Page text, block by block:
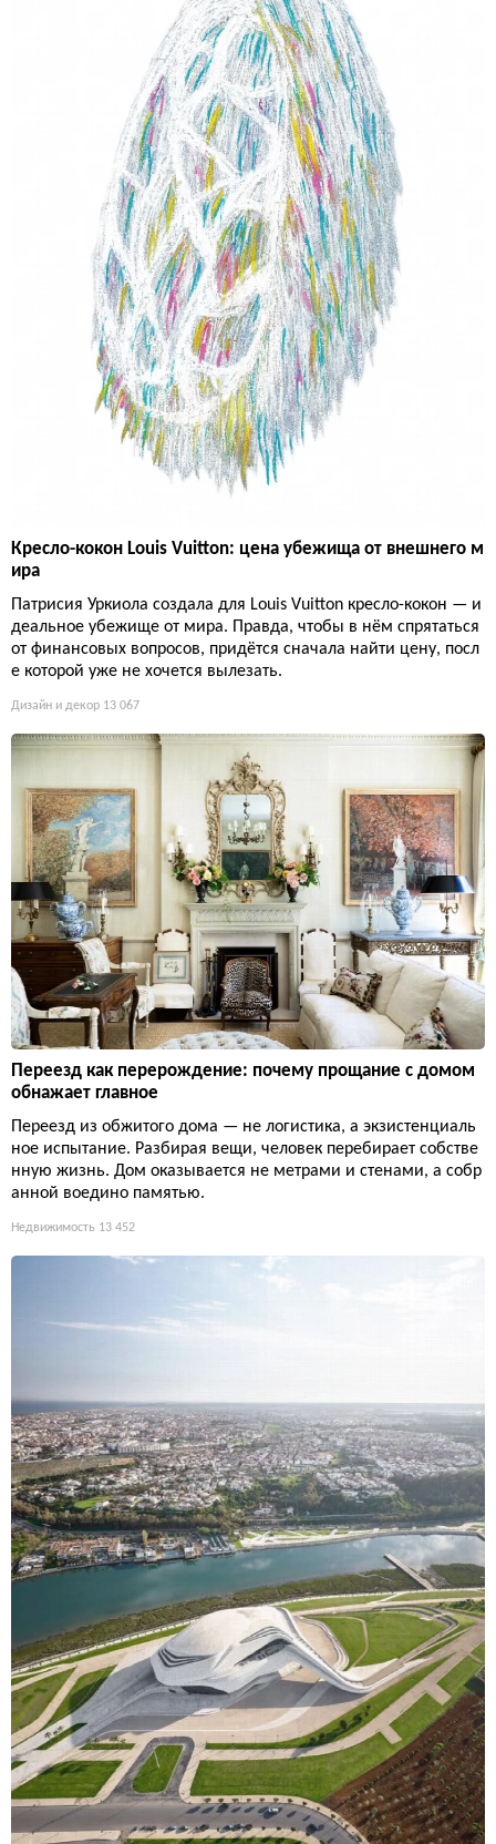
Кресло-кокон Louis Vuitton: цена убежища от внешнего м
ира
Патрисия Уркиола создала для Louis Vuitton кресло-кокон — и
деальное убежище от мира. Правда, чтобы в нём спрятаться
от финансовых вопросов, придётся сначала найти цену, посл
е которой уже не хочется вылезать.
Дизайн и декор 13 067
Переезд как перерождение: почему прощание с домом
обнажает главное
Переезд из обжитого дома — не логистика, а экзистенциаль
ное испытание. Разбирая вещи, человек перебирает собстве
нную жизнь. Дом оказывается не метрами и стенами, а собр
анной воедино памятью.
Недвижимость 13 452